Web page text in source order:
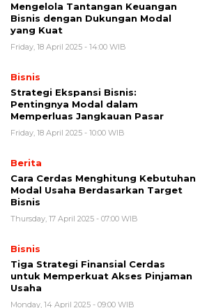
Mengelola Tantangan Keuangan
Bisnis dengan Dukungan Modal
yang Kuat
Friday, 18 April 2025 - 14:00 WIB
Bisnis
Strategi Ekspansi Bisnis:
Pentingnya Modal dalam
Memperluas Jangkauan Pasar
Friday, 18 April 2025 - 10:00 WIB
Berita
Cara Cerdas Menghitung Kebutuhan
Modal Usaha Berdasarkan Target
Bisnis
Thursday, 17 April 2025 - 07:00 WIB
Bisnis
Tiga Strategi Finansial Cerdas
untuk Memperkuat Akses Pinjaman
Usaha
Monday, 14 April 2025 - 09:00 WIB